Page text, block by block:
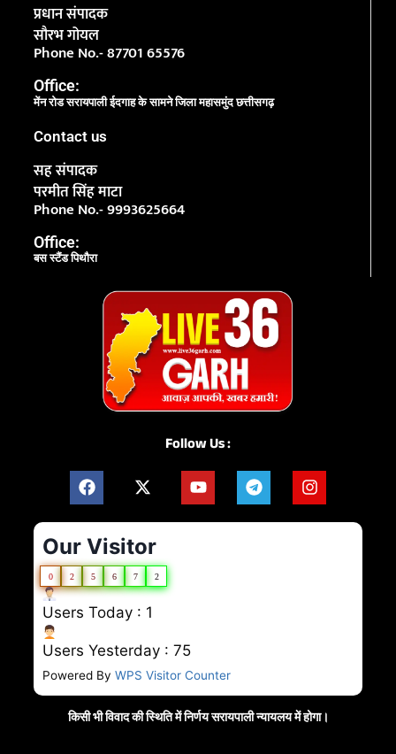
प्रधान संपादक
सौरभ गोयल
Phone No.- 87701 65576
Office:
मेंन रोड सरायपाली ईदगाह के सामने जिला महासमुंद छत्तीसगढ़
Contact us
सह संपादक
परमीत सिंह माटा
Phone No.- 9993625664
Office:
बस स्टैंड पिथौरा
Follow Us :
Our Visitor
0 2 5 6 7 2
Users Today : 1
Users Yesterday : 75
Powered By WPS Visitor Counter
किसी भी विवाद की स्थिति में निर्णय सरायपाली न्यायलय में होगा।